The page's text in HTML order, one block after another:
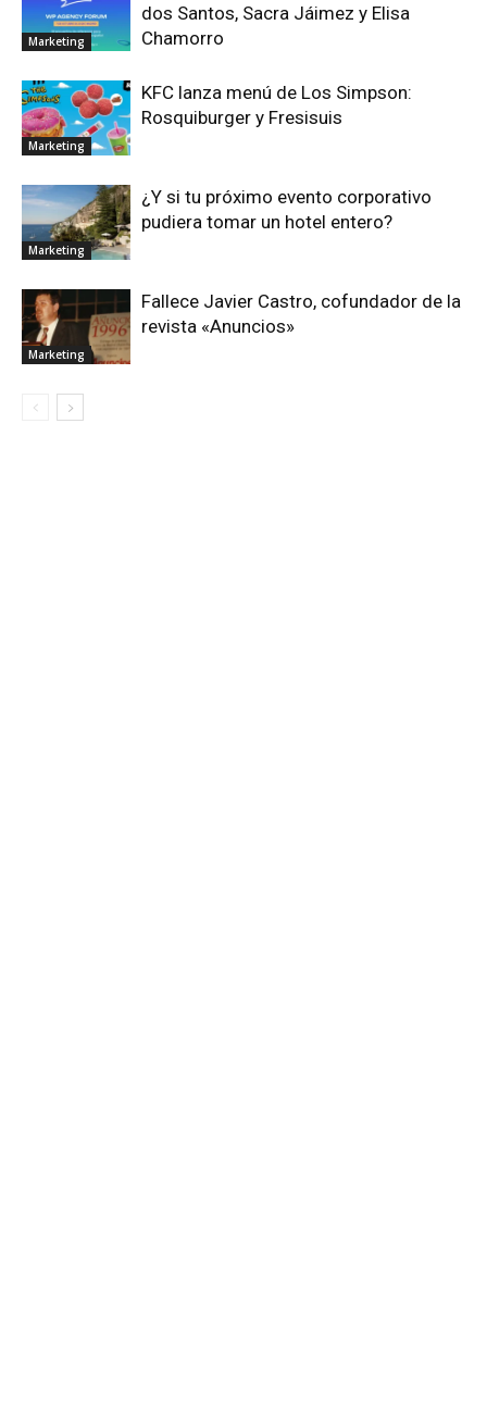
Marketing
dos Santos, Sacra Jáimez y Elisa
Chamorro
Marketing
KFC lanza menú de Los Simpson:
Rosquiburger y Fresisuis
Marketing
¿Y si tu próximo evento corporativo
pudiera tomar un hotel entero?
Marketing
Fallece Javier Castro, cofundador de la
revista «Anuncios»